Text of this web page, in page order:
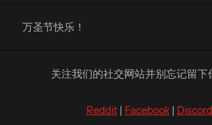
万圣节快乐！
关注我们的社交网站并别忘记留下
Reddit| Facebook| Discord